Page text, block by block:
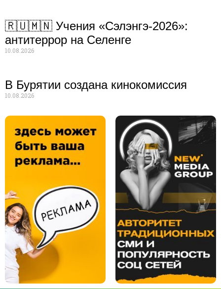
🇷🇺🇲🇳 Учения «Сэлэнгэ-2026»:
антитеррор на Селенге
10.08.2026
В Бурятии создана кинокомиссия
10.08.2026